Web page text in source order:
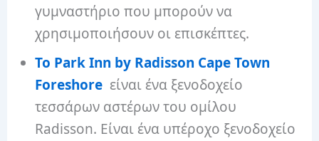
γυμναστήριο που μπορούν να
χρησιμοποιήσουν οι επισκέπτες.
Το Park Inn by Radisson Cape Town
Foreshore είναι ένα ξενοδοχείο
τεσσάρων αστέρων του ομίλου
Radisson. Είναι ένα υπέροχο ξενοδοχείο